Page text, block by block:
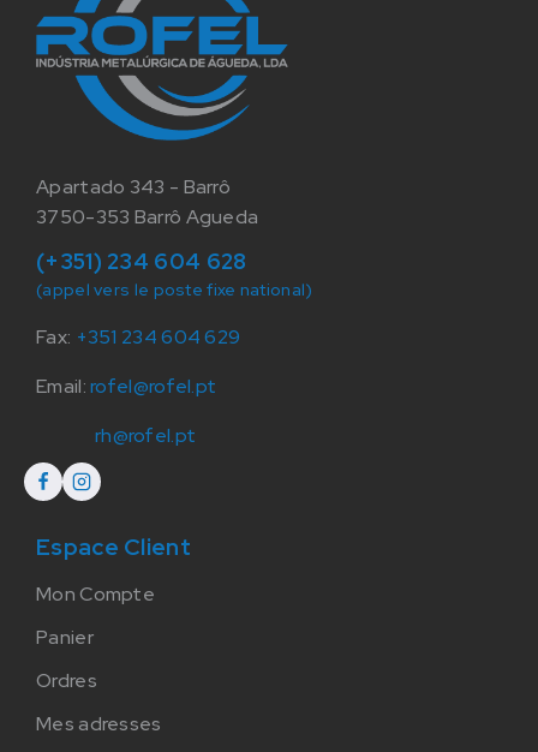
Apartado 343 - Barrô
3750-353 Barrô Agueda
(+351) 234 604 628
(appel vers le poste fixe national)
Fax: +351 234 604 629
Email:rofel@rofel.pt
rh@rofel.pt
Espace Client
Mon Compte
Panier
Ordres
Mes adresses